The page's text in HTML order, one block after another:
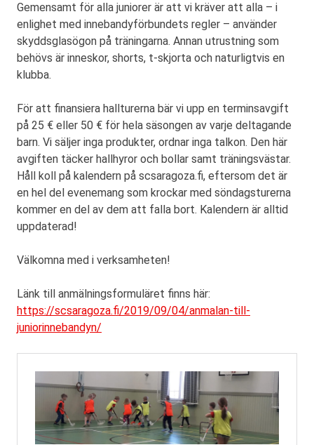
Gemensamt för alla juniorer är att vi kräver att alla – i
enlighet med innebandyförbundets regler – använder
skyddsglasögon på träningarna. Annan utrustning som
behövs är inneskor, shorts, t-skjorta och naturligtvis en
klubba.
För att finansiera hallturerna bär vi upp en terminsavgift
på 25 € eller 50 € för hela säsongen av varje deltagande
barn. Vi säljer inga produkter, ordnar inga talkon. Den här
avgiften täcker hallhyror och bollar samt träningsvästar.
Håll koll på kalendern på scsaragoza.fi, eftersom det är
en hel del evenemang som krockar med söndagsturerna
kommer en del av dem att falla bort. Kalendern är alltid
uppdaterad!
Välkomna med i verksamheten!
Länk till anmälningsformuläret finns här:
https://scsaragoza.fi/2019/09/04/anmalan-till-
juniorinnebandyn/